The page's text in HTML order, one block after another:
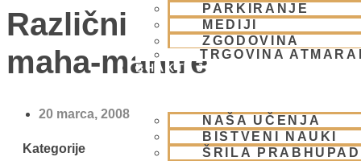
PARKIRANJE
MEDIJI
ZGODOVINA
TRGOVINA
BHAKTI JOGA
NAŠA UČENJA
BISTVENI NAUKI
ŠRILA
Različni načini petja
maha-mantre
20 marca, 2008
Kategorije